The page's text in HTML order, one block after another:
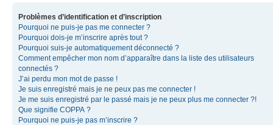
Problèmes d’identification et d’inscription
Pourquoi ne puis-je pas me connecter ?
Pourquoi dois-je m’inscrire après tout ?
Pourquoi suis-je automatiquement déconnecté ?
Comment empêcher mon nom d’apparaître dans la liste des utilisateurs
connectés ?
J’ai perdu mon mot de passe !
Je suis enregistré mais je ne peux pas me connecter !
Je me suis enregistré par le passé mais je ne peux plus me connecter ?!
Que signifie COPPA ?
Pourquoi ne puis-je pas m’inscrire ?